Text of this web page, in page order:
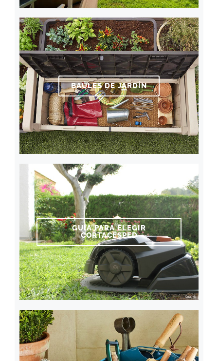
BAÚLES DE JARDÍN
GUÍA PARA ELEGIR
CORTACÉSPED